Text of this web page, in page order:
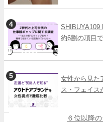
SHIBUYA109
約6割の項目で
女性から見た
ス・フェイス
６位以降